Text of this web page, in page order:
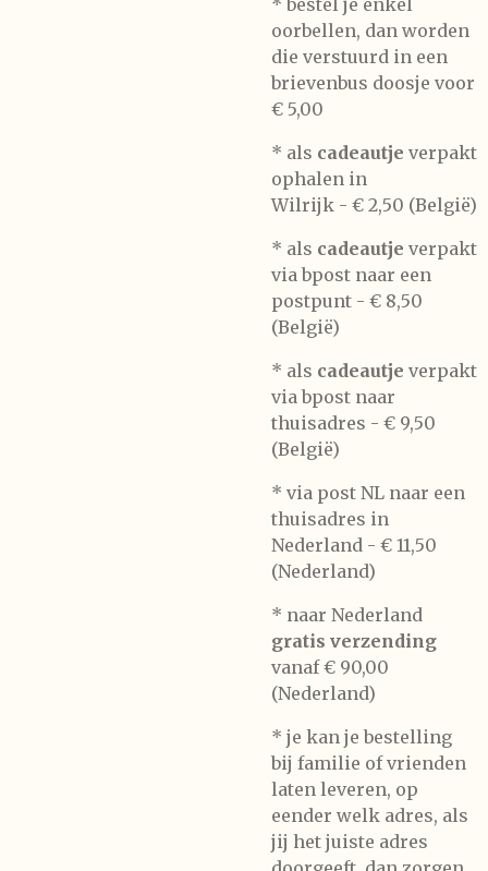
* bestel je enkel
oorbellen, dan worden
die verstuurd in een
brievenbus doosje voor
€ 5,00
* als cadeautje verpakt
ophalen in
Wilrijk - € 2,50 (België)
* als cadeautje verpakt
via bpost naar een
postpunt - € 8,50
(België)
* als cadeautje verpakt
via bpost naar
thuisadres - € 9,50
(België)
* via post NL naar een
thuisadres in
Nederland - € 11,50
(Nederland)
* naar Nederland
gratis verzending
vanaf € 90,00
(Nederland)
* je kan je bestelling
bij familie of vrienden
laten leveren, op
eender welk adres, als
jij het juiste adres